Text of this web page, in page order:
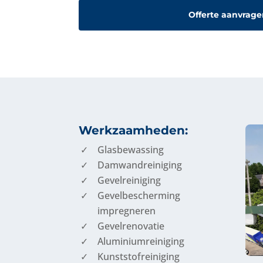
Offerte
Werkzaamheden:
Glasbewassing
Damwandreiniging
Gevelreiniging
Gevelbescherming
impregneren
Gevelrenovatie
Aluminiumreiniging
Kunststofreiniging